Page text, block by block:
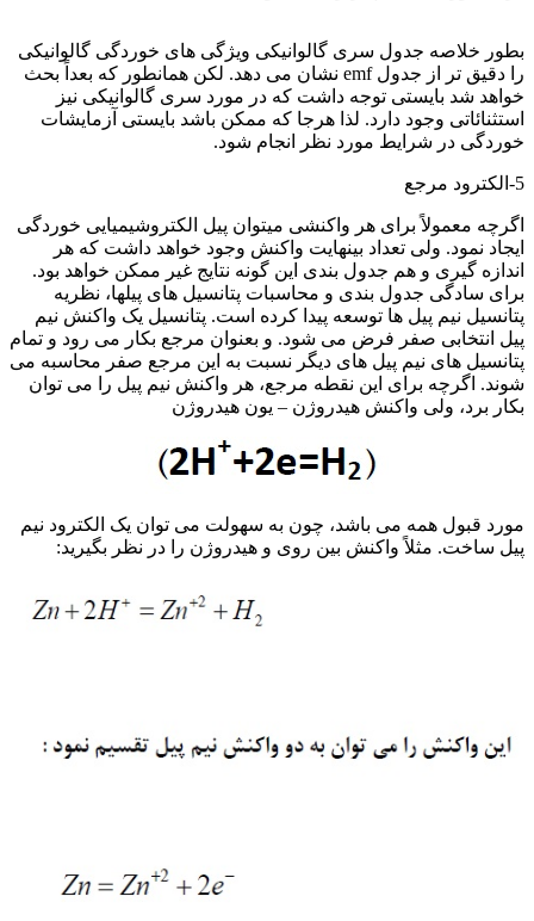
بطور خلاصه جدول سری گالوانیکی ویژگی های خوردگی گالوانیکی
را دقیق تر از جدول emf نشان می دهد. لکن همانطور که بعداً بحث
خواهد شد بایستی توجه داشت که در مورد سری گالوانیکی نیز
استثنائاتی وجود دارد. لذا هرجا که ممکن باشد بایستی آزمایشات
خوردگی در شرایط مورد نظر انجام شود.
5-الکترود مرجع
اگرچه معمولاً برای هر واکنشی میتوان پیل الکتروشیمیایی خوردگی
ایجاد نمود. ولی تعداد بینهایت واکنش وجود خواهد داشت که هر
اندازه گیری و هم جدول بندی این گونه نتایج غیر ممکن خواهد بود.
برای سادگی جدول بندی و محاسبات پتانسیل های پیلها، نظریه
پتانسیل نیم پیل ها توسعه پیدا کرده است. پتانسیل یک واکنش نیم
پیل انتخابی صفر فرض می شود. و بعنوان مرجع بکار می رود و تمام
پتانسیل های نیم پیل های دیگر نسبت به این مرجع صفر محاسبه می
شوند. اگرچه برای این نقطه مرجع، هر واکنش نیم پیل را می توان
بکار برد، ولی واکنش هیدروژن – یون هیدروژن
مورد قبول همه می باشد، چون به سهولت می توان یک الکترود نیم
پیل ساخت. مثلاً واکنش بین روی و هیدروژن را در نظر بگیرید: